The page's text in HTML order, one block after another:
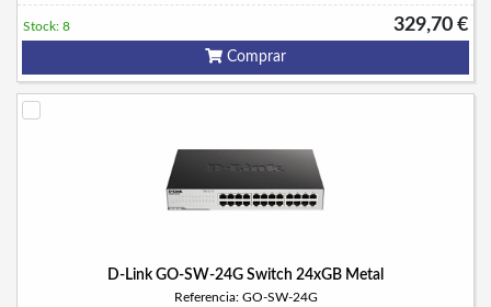
329,70 €
Stock: 8
Comprar
D-Link GO-SW-24G Switch 24xGB Metal
Referencia: GO-SW-24G